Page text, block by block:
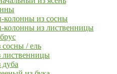
колонны из сосны
колонны из лиственницы
сосны / ель
лиственницы
дуба